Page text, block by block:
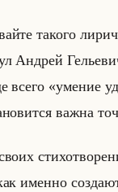
такого
Ан­дрей
всего «умение
важна
имен­но